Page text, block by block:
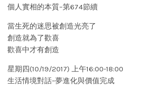
個人實相的本質–第674節續
當生死的迷思被創造光亮了
創造就為了歡喜
歡喜中才有創造
星期四(10/19/2017) 上午16:00-18:00
生活情境對話–夢進化與價值完成